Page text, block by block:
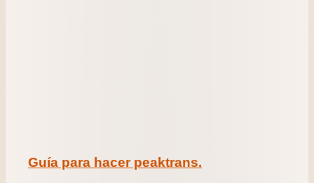
Guía para hacer peaktrans.